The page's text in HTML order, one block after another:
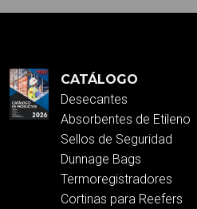
CATÁLOGO
Desecantes
Absorbentes de Etileno
Sellos de Seguridad
Dunnage Bags
Termoregistradores
Cortinas para Reefers